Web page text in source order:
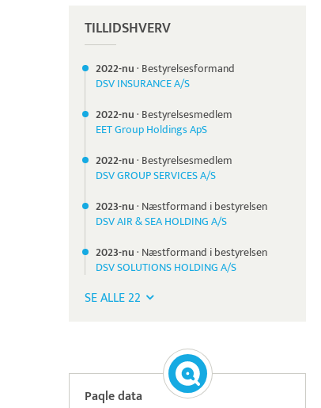
TILLIDSHVERV
2022-nu· Bestyrelsesformand
DSV INSURANCE A/S
2022-nu· Bestyrelsesmedlem
EET Group Holdings ApS
2022-nu· Bestyrelsesmedlem
DSV GROUP SERVICES A/S
2023-nu· Næstformand i bestyrelsen
DSV AIR & SEA HOLDING A/S
2023-nu· Næstformand i bestyrelsen
DSV SOLUTIONS HOLDING A/S
SE ALLE 22
Paqle data